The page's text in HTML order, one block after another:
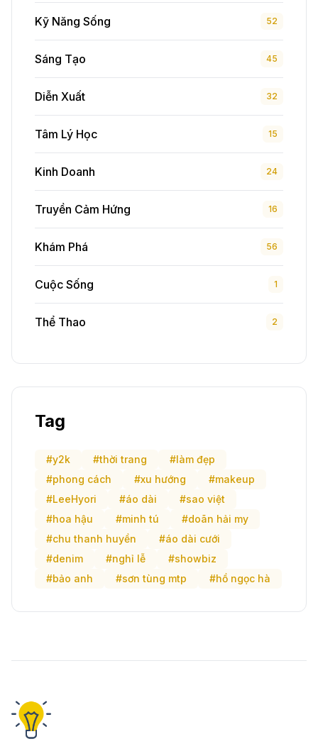
Kỹ Năng Sống 52
Sáng Tạo 45
Diễn Xuất 32
Tâm Lý Học 15
Kinh Doanh 24
Truyền Cảm Hứng 16
Khám Phá 56
Cuộc Sống 1
Thể Thao 2
Tag
#y2k #thời trang
#làm đẹp
#phong cách
#xu hướng
#makeup
#LeeHyori
#áo dài
#sao việt
#hoa hậu
#minh tú
#doãn hải my
#chu thanh huyền
#áo dài cưới
#denim
#nghỉ lễ
#showbiz
#bảo anh
#sơn tùng mtp #hồ ngọc hà